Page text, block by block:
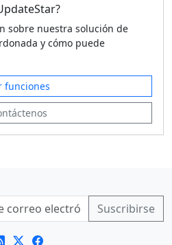
sobre nuestra solución de
y cómo puede
funciones